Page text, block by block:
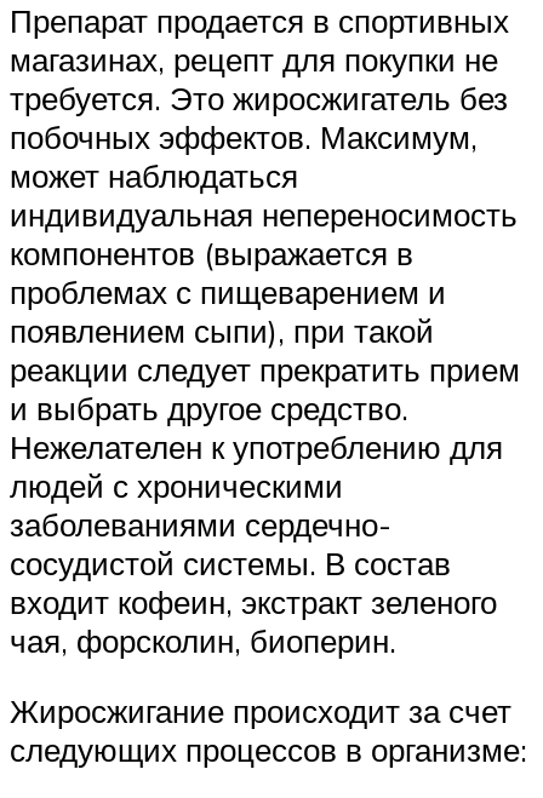
Препарат продается в спортивных
магазинах, рецепт для покупки не
требуется. Это жиросжигатель без
побочных эффектов. Максимум,
может наблюдаться
индивидуальная непереносимость
компонентов (выражается в
проблемах с пищеварением и
появлением сыпи), при такой
реакции следует прекратить прием
и выбрать другое средство.
Нежелателен к употреблению для
людей с хроническими
заболеваниями сердечно-
сосудистой системы. В состав
входит кофеин, экстракт зеленого
чая, форсколин, биоперин.
Жиросжигание происходит за счет
следующих процессов в организме: